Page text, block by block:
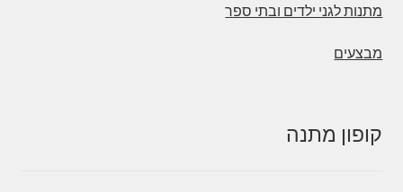
מתנות לגני ילדים ובתי ספר
מבצעים
קופון מתנה